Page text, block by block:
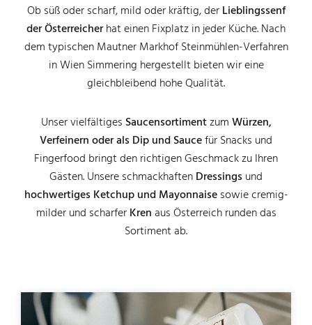
Ob süß oder scharf, mild oder kräftig, derLieblingssenf
der Österreicherhat einen Fixplatz in jeder Küche. Nach
dem typischen Mautner Markhof Steinmühlen-Verfahren
in Wien Simmering hergestellt bieten wir eine
gleichbleibend hohe Qualität.
Unser vielfältiges SaucensortimentzumWürzen,
Verfeinern oder als Dip und Saucefür Snacks und
Fingerfood bringt den richtigen Geschmack zu Ihren
Gästen. Unsere schmackhaftenDressingsund
hochwertiges Ketchup und Mayonnaisesowie cremig-
milder und scharferKrenaus Österreich runden das
Sortiment ab.